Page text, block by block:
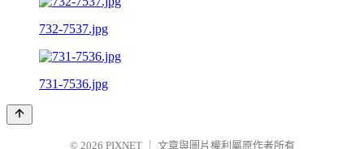
732-7537.jpg
731-7536.jpg
© 2026 PIXNET 文章與圖片權利屬原作者所有